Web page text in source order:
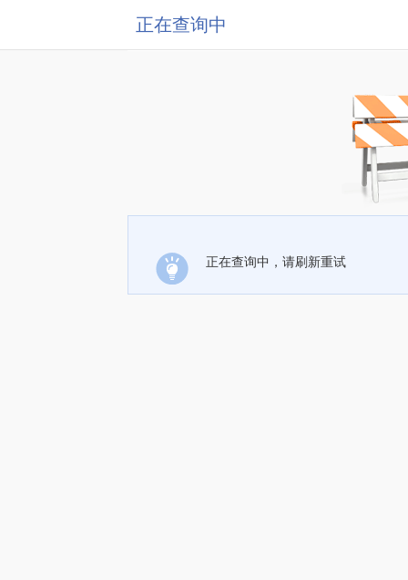
正在查询中
正在查询中，请刷新重试